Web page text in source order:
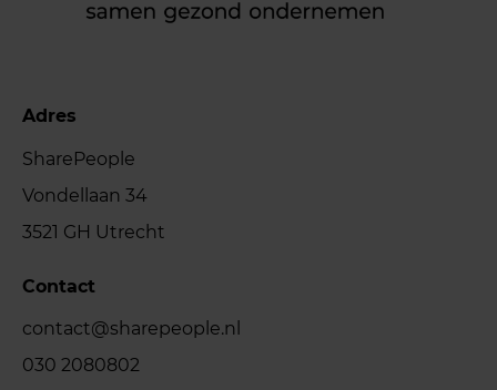
Adres
SharePeople
Vondellaan 34
3521 GH Utrecht
Contact
contact@sharepeople.nl
030 2080802